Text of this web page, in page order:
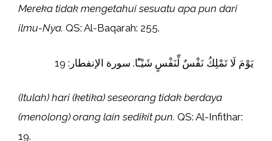
Mereka tidak mengetahui sesuatu apa pun dari
ilmu-Nya. QS: Al-Baqarah: 255.
يَوْمَ لَا تَمْلِكُ نَفْسٌ لِّنَفْسٍ شَيْـًٔا. سورة الإنفطار: 19
(Itulah) hari (ketika) seseorang tidak berdaya
(menolong) orang lain sedikit pun. QS: Al-Infithar:
19.